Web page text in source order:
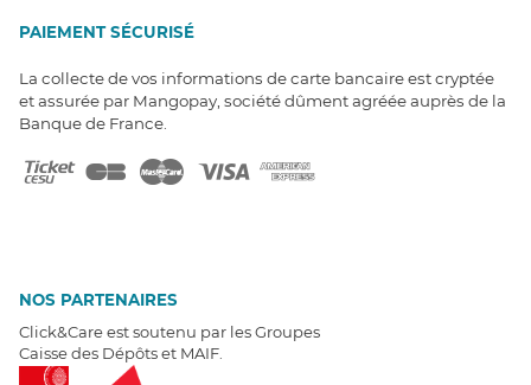
PAIEMENT SÉCURISÉ
La collecte de vos informations de carte bancaire est cryptée
et assurée par Mangopay, société dûment agréée auprès de la
Banque de France.
NOS PARTENAIRES
Click&Care est soutenu par les Groupes
Caisse des Dépôts et MAIF.